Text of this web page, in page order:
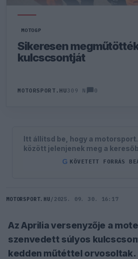
MOTOGP
Sikeresen
kulcscsontját
MOTORSPORT.HU309 N 0
Itt állítsd be, hogy a
között jelenjenek meg a
G KÖVETETT FORRÁS
MOTORSPORT.HU / 2025. 09. 30. 16:17
Az Aprilia versenyzője a
szenvedett súlyos
kedden műtéttel orvosoltak.